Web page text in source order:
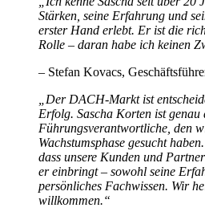
Stärken, seine Erfahrung und
erster Hand erlebt. Er ist die
Rolle – daran habe ich keinen
– Stefan Kovacs,
„Der DACH-Markt ist
Erfolg. Sascha Korten ist genau
Führungsverantwortliche, den
Wachstumsphase gesucht
dass unsere Kunden und
er einbringt – sowohl seine
persönliches Fachwissen. Wir
willkommen.“